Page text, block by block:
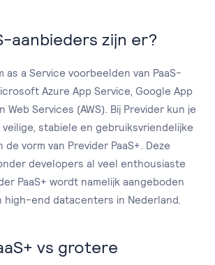
aanbieders zijn er?
as a Service voorbeelden van PaaS-
Azure App Service, Google App
Web Services (AWS). Bij Previder kun je
stabiele en gebruiksvriendelijke
de vorm van Previder PaaS+. Deze
developers al veel enthousiaste
PaaS+ wordt namelijk aangeboden
high-end datacenters in Nederland.
vs grotere